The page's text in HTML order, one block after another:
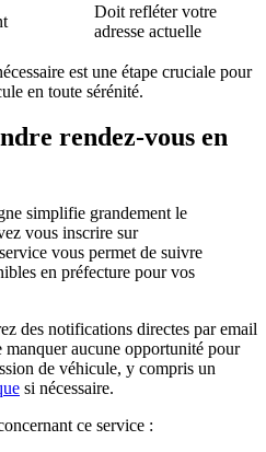
Doit refléter votre
adresse actuelle
est une étape cruciale pour
en toute sérénité.
rendez-vous en
simplifie grandement le
vous inscrire sur
vous permet de suivre
en préfecture pour vos
des notifications directes par email
manquer aucune opportunité pour
de véhicule, y compris un
si nécessaire.
ce service :